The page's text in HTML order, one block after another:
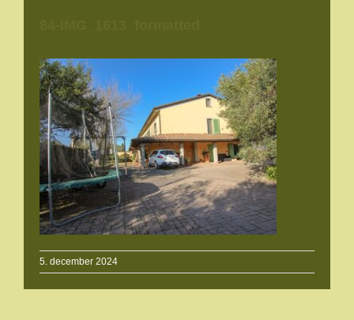
5. december 2024